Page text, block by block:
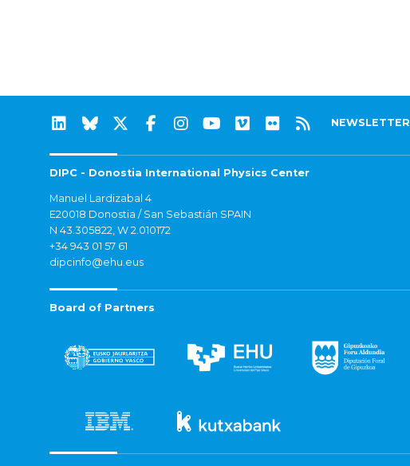
NEWSLETTER
DIPC - Donostia International Physics Center
Manuel Lardizabal 4
E20018 Donostia / San Sebastián SPAIN
N 43.305822, W 2.010172
+34 943 01 57 61
dipcinfo@ehu.eus
Board of Partners